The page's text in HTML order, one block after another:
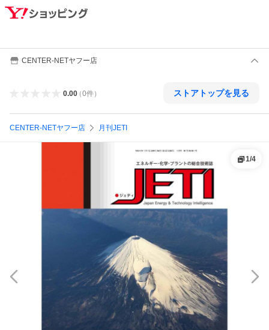
CENTER-NETヤフー店
0.00（0件） ストアトップを見る
CENTER-NETヤフー店 月刊JETI
1/4